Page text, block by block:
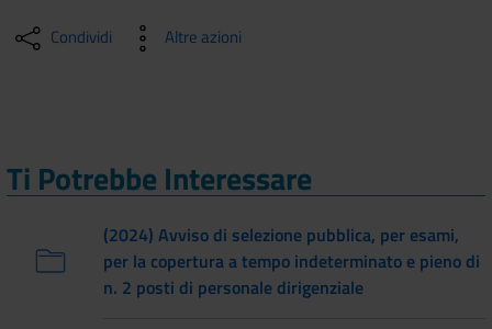
Condividi Altre azioni
Ti Potrebbe Interessare
(2024) Avviso di selezione pubblica, per esami,
per la copertura a tempo indeterminato e pieno di
n. 2 posti di personale dirigenziale